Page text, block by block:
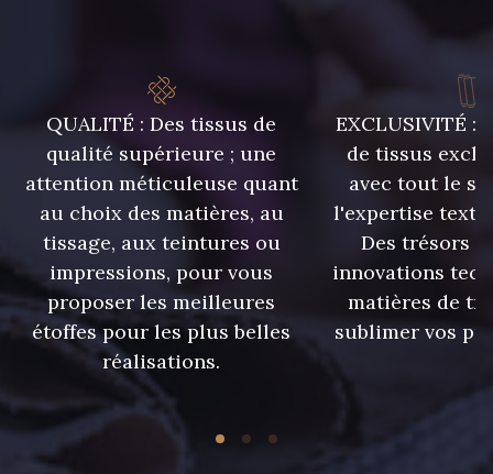
QUALITÉ : Des tissus de
qualité supérieure ; une
attention méticuleuse quant
au choix des matières, au
tissage, aux teintures ou
impressions, pour vous
proposer les meilleures
étoffes pour les plus belles
réalisations.
EXCLUSIVITÉ :
de tissus
avec tout le
l'expertise
Des trésors
innovations
matières de
sublimer vos